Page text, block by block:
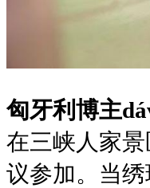
匈牙利博主
在三峡人家
议参加。当